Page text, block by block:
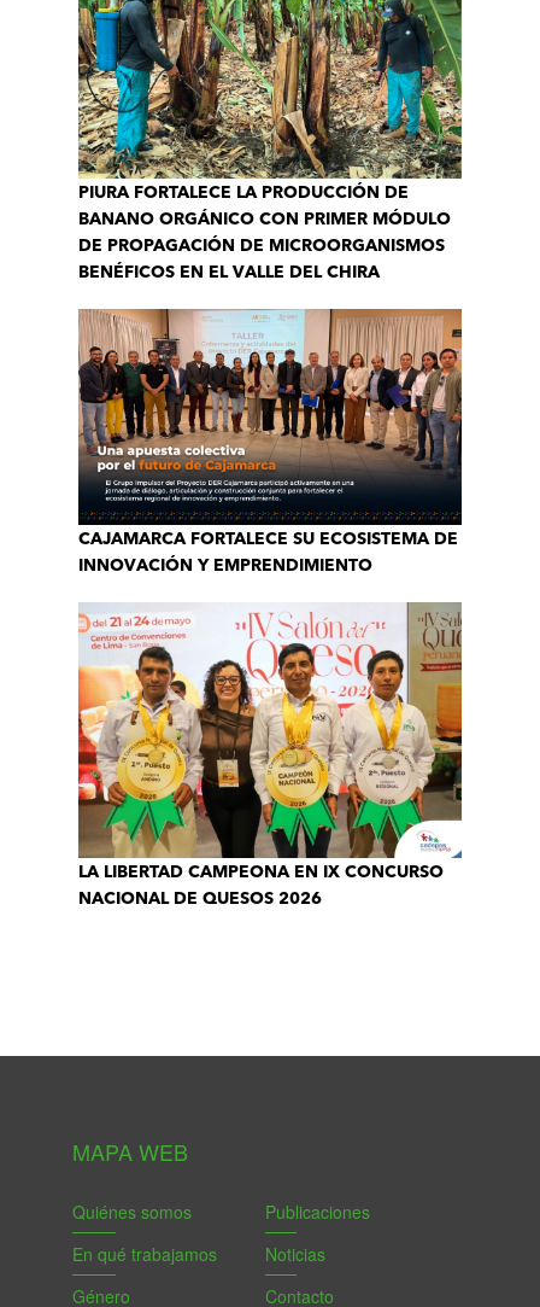
PIURA FORTALECE LA PRODUCCIÓN DE
BANANO ORGÁNICO CON PRIMER MÓDULO
DE PROPAGACIÓN DE MICROORGANISMOS
BENÉFICOS EN EL VALLE DEL CHIRA
CAJAMARCA FORTALECE SU ECOSISTEMA DE
INNOVACIÓN Y EMPRENDIMIENTO
LA LIBERTAD CAMPEONA EN IX CONCURSO
NACIONAL DE QUESOS 2026
MAPA WEB
Quiénes somos
En qué trabajamos
Género
Publicaciones
Noticias
Contacto